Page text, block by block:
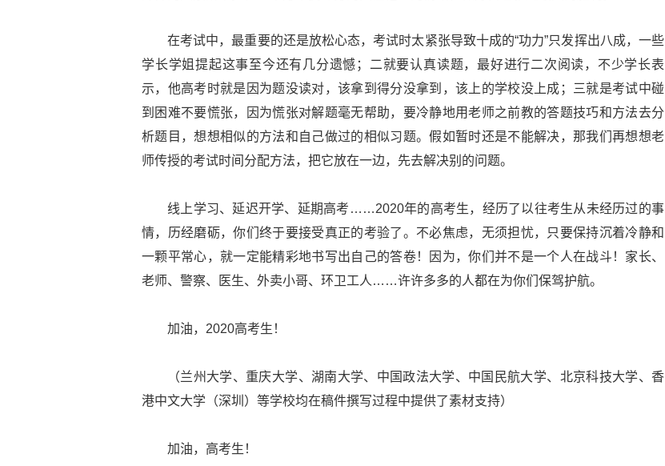
在考试中，最重要的还是放松心态，考试时太紧张导致十成的“功力”只发挥出八成，一些
学长学姐提起这事至今还有几分遗憾；二就要认真读题，最好进行二次阅读，不少学长表
示，他高考时就是因为题没读对，该拿到得分没拿到，该上的学校没上成；三就是考试中碰
到困难不要慌张，因为慌张对解题毫无帮助，要冷静地用老师之前教的答题技巧和方法去分
析题目，想想相似的方法和自己做过的相似习题。假如暂时还是不能解决，那我们再想想老
师传授的考试时间分配方法，把它放在一边，先去解决别的问题。
线上学习、延迟开学、延期高考……2020年的高考生，经历了以往考生从未经历过的事
情，历经磨砺，你们终于要接受真正的考验了。不必焦虑，无须担忧，只要保持沉着冷静和
一颗平常心，就一定能精彩地书写出自己的答卷！因为，你们并不是一个人在战斗！家长、
老师、警察、医生、外卖小哥、环卫工人……许许多多的人都在为你们保驾护航。
加油，2020高考生！
（兰州大学、重庆大学、湖南大学、中国政法大学、中国民航大学、北京科技大学、香
港中文大学（深圳）等学校均在稿件撰写过程中提供了素材支持）
加油，高考生！